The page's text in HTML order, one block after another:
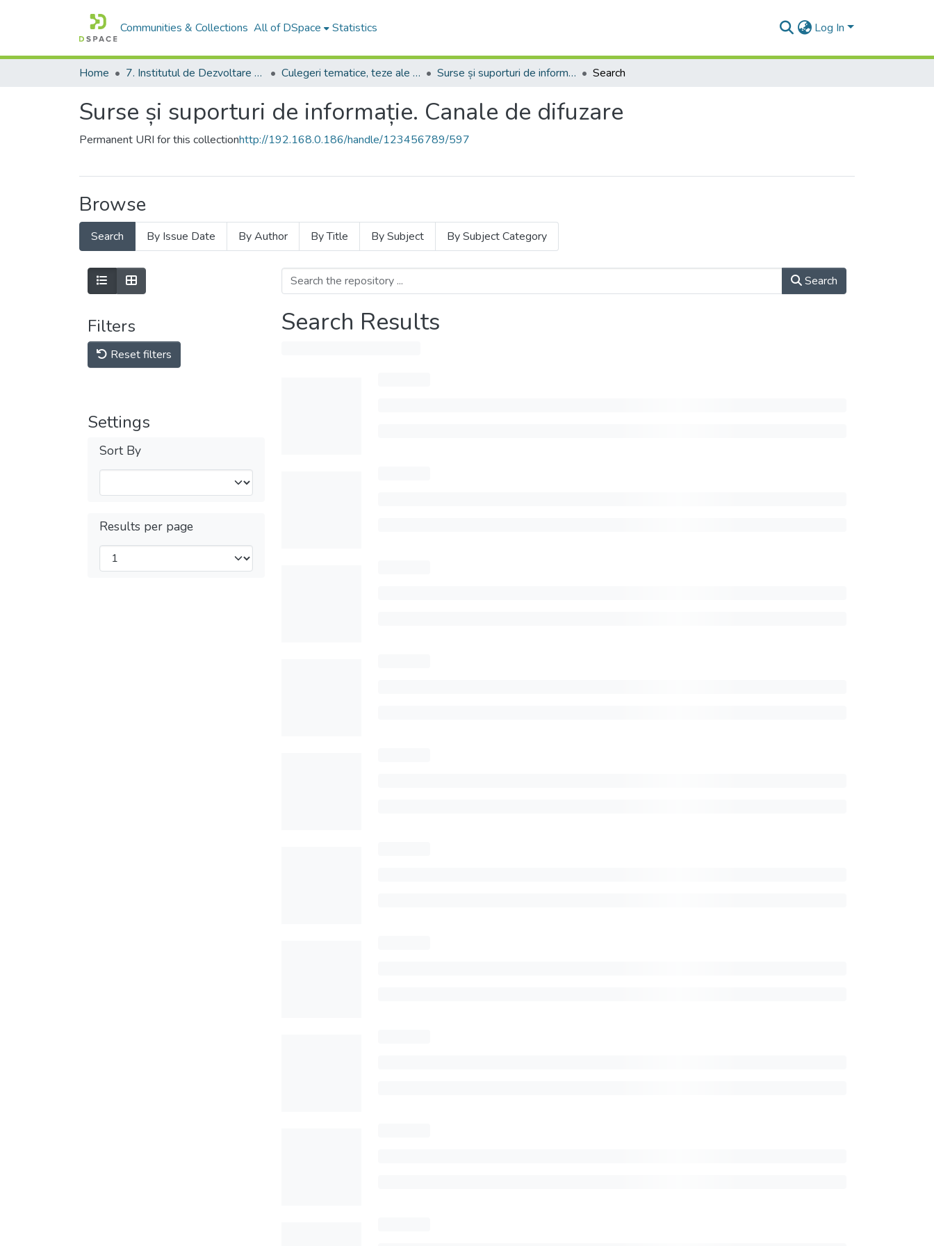
Communities & Collections All of DSpace Statistics Log In
Home 7. Institutul de Dezvoltare a Societății Informaționale Culegeri tematice, teze ale conferințelor. Colocvii Surse și suporturi de informație. Canale de difuzare Search
Surse și suporturi de informație. Canale de difuzare
Permanent URI for this collectionhttp://192.168.0.186/handle/123456789/597
Browse
Search By Issue Date By Author By Title By Subject By Subject Category
Filters
Reset filters
Settings
Sort By
Results per page
Search
Search Results